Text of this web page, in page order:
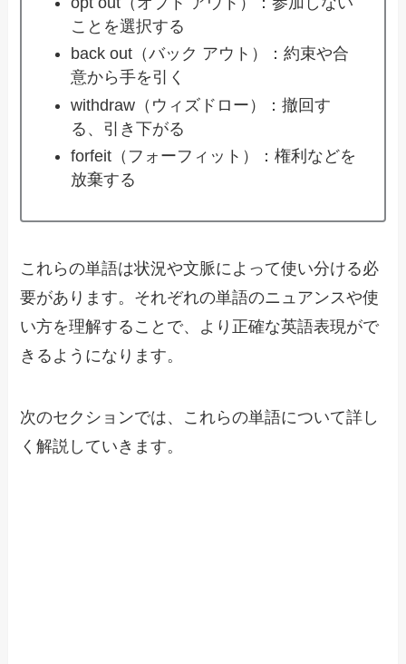
ことを選択する
back out（バック アウト）：約束や合
意から手を引く
withdraw（ウィズドロー）：撤回す
る、引き下がる
forfeit（フォーフィット）：権利などを
放棄する
これらの単語は状況や文脈によって使い分ける必
要があります。それぞれの単語のニュアンスや使
い方を理解することで、より正確な英語表現がで
きるようになります。
次のセクションでは、これらの単語について詳し
く解説していきます。